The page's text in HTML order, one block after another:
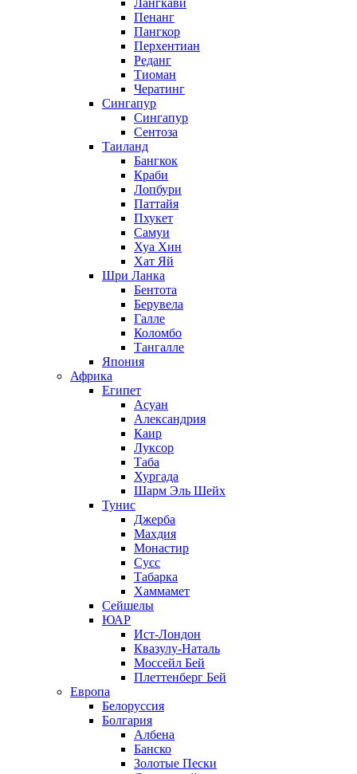
Пенанг
Пангкор
Перхентиан
Реданг
Тиоман
Чератинг
Сингапур
Сингапур
Сентоза
Таиланд
Бангкок
Краби
Лопбури
Паттайя
Пхукет
Самуи
Хуа Хин
Хат Яй
Шри Ланка
Бентота
Берувела
Галле
Коломбо
Тангалле
Япония
Африка
Египет
Асуан
Александрия
Каир
Луксор
Таба
Хургада
Шарм Эль Шейх
Тунис
Джерба
Махдия
Монастир
Сусс
Табарка
Хаммамет
Сейшелы
ЮАР
Ист-Лондон
Квазулу-Наталь
Моссейл Бей
Плеттенберг Бей
Европа
Белоруссия
Болгария
Албена
Банско
Золотые Пески